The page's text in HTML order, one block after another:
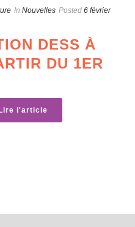
In Nouvelles Posted 6 février
DESS À
DU 1ER
l'article